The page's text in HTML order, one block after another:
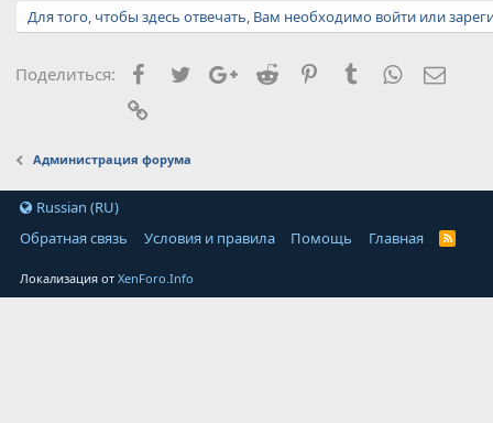
Для того, чтобы здесь отвечать, Вам необходимо войти или
Поделиться: Facebook
TwitterGoogle+
Reddit PinterestTumblrWhatsApp
Администрация форума
Russian (RU)
Обратная связь
Условия и правила Помощь Главная
Локализация отXenForo.Info